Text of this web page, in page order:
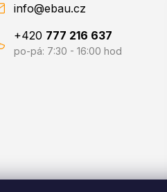
info@ebau.cz
+420 777 216 637
po-pá: 7:30 - 16:00 hod